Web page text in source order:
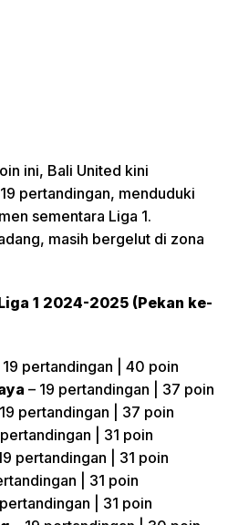
ini, Bali United kini
pertandingan, menduduki
sementara Liga 1.
masih bergelut di zona
1 2024-2025 (Pekan ke-
19 pertandingan | 40 poin
– 19 pertandingan | 37 poin
pertandingan | 37 poin
| 31 poin
pertandingan | 31 poin
| 31 poin
| 31 poin